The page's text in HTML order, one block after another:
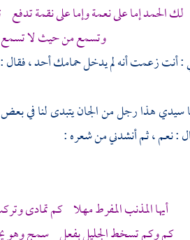
لك الحمد إما على نعمة وإما على نقمة تدفع
وتسمع من حيث لا تسمع
زعمت أنه لم يدخل حمامك أحد ، فقال
هذا رجل من الجان يتبدى لنا في
نعم ، ثم أنشدني من شعره :
أيها المذنب المفرط مهلا كم تمادى